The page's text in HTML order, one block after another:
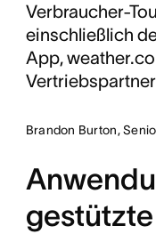
Verbraucher-
einschließlich
App,
Brandon Burton,